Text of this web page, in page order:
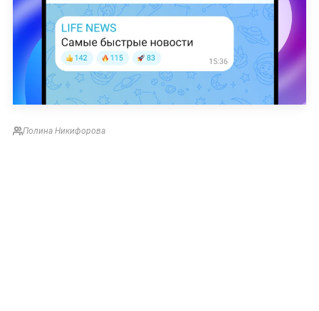
Полина Никифорова